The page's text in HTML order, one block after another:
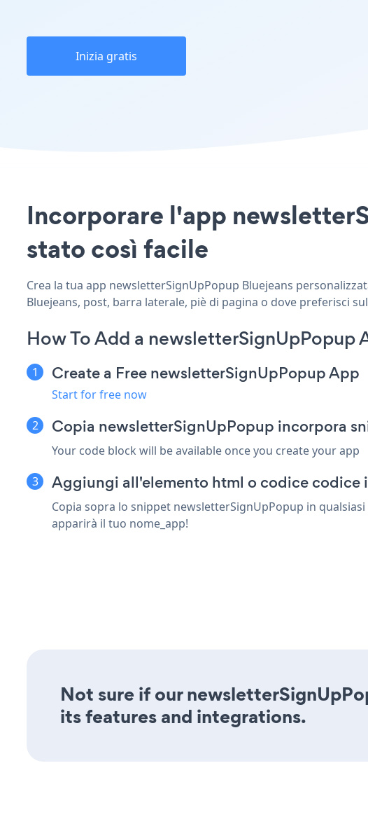
Inizia gratis
Incorporare l'app
stato così facile
Crea la tua app newsletterSignUpPopup Bluejeans
Bluejeans, post, barra laterale, piè di pagina o dove preferisci
How To Add a newsletterSignUpPopup
Create a Free newsletterSignUpPopup App
Start for free now
Copia newsletterSignUpPopup incorpora
Your code block will be available once you create your app
Aggiungi all'elemento html o codice codice
Copia sopra lo snippet newsletterSignUpPopup in
apparirà il tuo nome_app!
Not sure if our
its features and integrations.